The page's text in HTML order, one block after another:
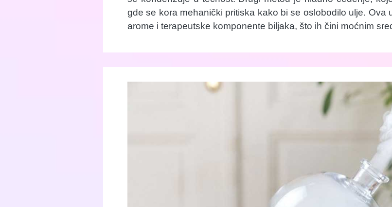
gde se kora mehanički pritiska kako bi se oslobodilo ulje. Ova
arome i terapeutske komponente biljaka, što ih čini moćnim